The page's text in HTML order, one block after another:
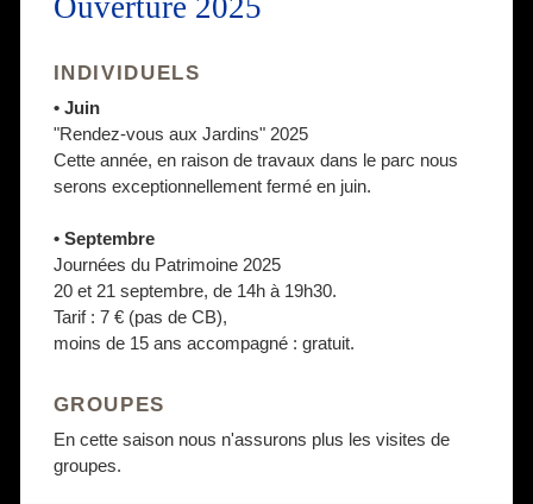
Ouverture 2025
INDIVIDUELS
• Juin
"Rendez-vous aux Jardins" 2025
Cette année, en raison de travaux dans le parc nous
serons exceptionnellement fermé en juin.
• Septembre
Journées du Patrimoine 2025
20 et 21 septembre, de 14h à 19h30.
Tarif : 7 € (pas de CB),
moins de 15 ans accompagné : gratuit.
GROUPES
En cette saison nous n'assurons plus les visites de
groupes.